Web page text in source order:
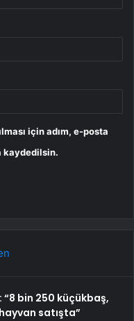
için adım, e-posta
kaydedilsin.
“8 bin 250 küçükbaş,
satışta”